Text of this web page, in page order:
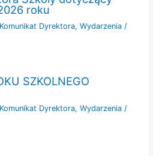
roku
Komunikat Dyrektora, Wydarzenia/
SZKOLNEGO
Komunikat Dyrektora, Wydarzenia/